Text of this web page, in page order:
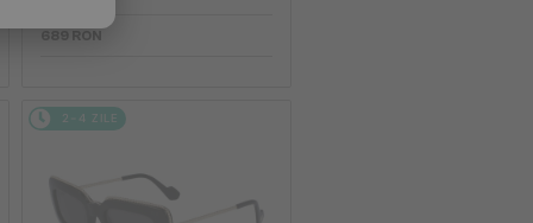
689 RON
2-4 ZILE